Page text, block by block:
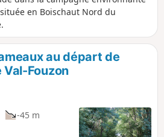
en Boischaut Nord du
au départ de
Fouzon
-45 m